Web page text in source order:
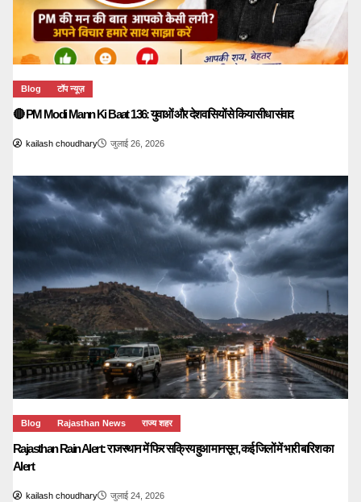
Blog टॉप न्यूज़
🔴 PM Modi Mann Ki Baat 136: युवाओं और देशवासियों से किया सीधा संवाद
kailash choudhary जुलाई 26, 2026
Blog Rajasthan News राज्य शहर
Rajasthan Rain Alert: राजस्थान में फिर सक्रिय हुआ मानसून, कई जिलों में भारी बारिश का
Alert
kailash choudhary जुलाई 24, 2026